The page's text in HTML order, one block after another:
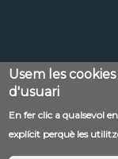
Menú
al
pie
Contacte
Accessibilitat
EDUSI
Usem les
d'usuari
En fer clic a qualsevol
explícit perquè les